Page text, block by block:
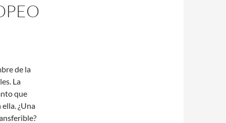
de la
La
que
¿Una